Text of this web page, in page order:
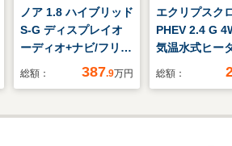
ノア 1.8 ハイブリッド
S-G ディスプレイオ
ーディオ+ナビ/フリッ
プダウンモニター/ト
車線逸脱防止支援シス
総額： 387.9万円
エクリプスク
PHEV 2.4 G
気温水式ヒー
ビ バックカメ
シートヒータ
総額：